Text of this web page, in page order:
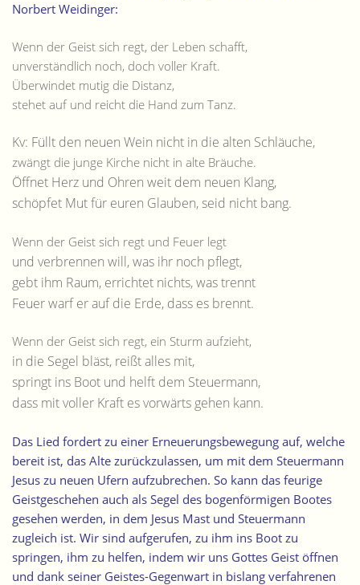
Norbert Weidinger:
Wenn der Geist sich regt, der Leben schafft,
unverständlich noch, doch voller Kraft.
Überwindet mutig die Distanz,
stehet auf und reicht die Hand zum Tanz.
Kv: Füllt den neuen Wein nicht in die alten Schläuche,
zwängt die junge Kirche nicht in alte Bräuche.
Öffnet Herz und Ohren weit dem neuen Klang,
schöpfet Mut für euren Glauben, seid nicht bang.
Wenn der Geist sich regt und Feuer legt
und verbrennen will, was ihr noch pflegt,
gebt ihm Raum, errichtet nichts, was trennt
Feuer warf er auf die Erde, dass es brennt.
Wenn der Geist sich regt, ein Sturm aufzieht,
in die Segel bläst, reißt alles mit,
springt ins Boot und helft dem Steuermann,
dass mit voller Kraft es vorwärts gehen kann.
Das Lied fordert zu einer Erneuerungsbewegung auf, welche
bereit ist, das Alte zurückzulassen, um mit dem Steuermann
Jesus zu neuen Ufern aufzubrechen. So kann das feurige
Geistgeschehen auch als Segel des bogenförmigen Bootes
gesehen werden, in dem Jesus Mast und Steuermann
zugleich ist. Wir sind aufgerufen, zu ihm ins Boot zu
springen, ihm zu helfen, indem wir uns Gottes Geist öffnen
und dank seiner Geistes-Gegenwart in bislang verfahrenen